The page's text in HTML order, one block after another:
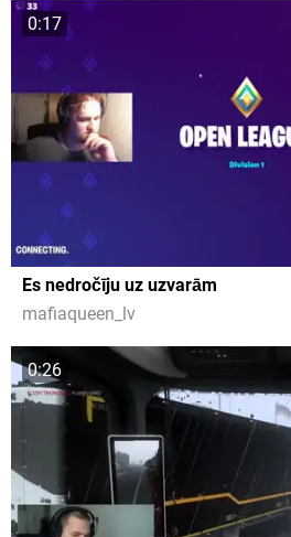
0:17
Es nedročīju uz uzvarām
mafiaqueen_lv
0:26